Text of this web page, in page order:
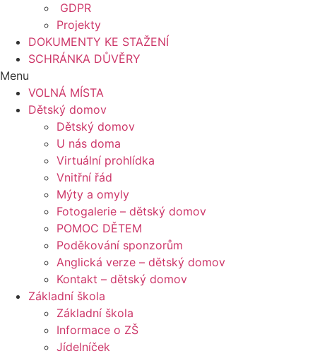
GDPR
Projekty
DOKUMENTY KE STAŽENÍ
SCHRÁNKA DŮVĚRY
Menu
VOLNÁ MÍSTA
Dětský domov
Dětský domov
U nás doma
Virtuální prohlídka
Vnitřní řád
Mýty a omyly
Fotogalerie – dětský domov
POMOC DĚTEM
Poděkování sponzorům
Anglická verze – dětský domov
Kontakt – dětský domov
Základní škola
Základní škola
Informace o ZŠ
Jídelníček